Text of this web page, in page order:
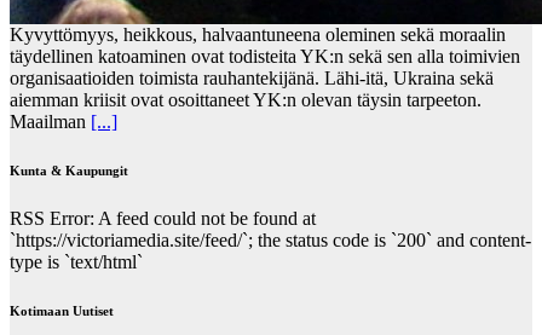
Kyvyttömyys, heikkous, halvaantuneena oleminen sekä moraalin
täydellinen katoaminen ovat todisteita YK:n sekä sen alla toimivien
organisaatioiden toimista rauhantekijänä. Lähi-itä, Ukraina sekä
aiemman kriisit ovat osoittaneet YK:n olevan täysin tarpeeton.
Maailman [...]
Kunta & Kaupungit
RSS Error: A feed could not be found at
`https://victoriamedia.site/feed/`; the status code is `200` and content-
type is `text/html`
Kotimaan Uutiset